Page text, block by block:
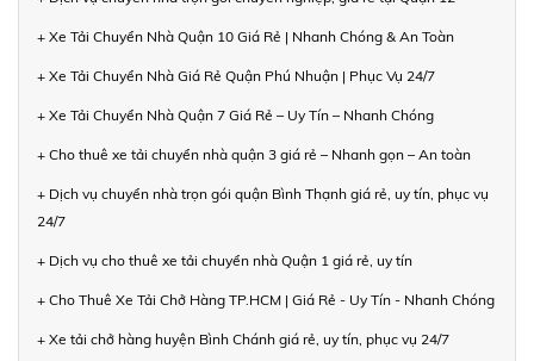
+ Xe Tải Chuyển Nhà Quận 10 Giá Rẻ | Nhanh Chóng & An Toàn
+ Xe Tải Chuyển Nhà Giá Rẻ Quận Phú Nhuận | Phục Vụ 24/7
+ Xe Tải Chuyển Nhà Quận 7 Giá Rẻ – Uy Tín – Nhanh Chóng
+ Cho thuê xe tải chuyển nhà quận 3 giá rẻ – Nhanh gọn – An toàn
+ Dịch vụ chuyển nhà trọn gói quận Bình Thạnh giá rẻ, uy tín, phục vụ
24/7
+ Dịch vụ cho thuê xe tải chuyển nhà Quận 1 giá rẻ, uy tín
+ Cho Thuê Xe Tải Chở Hàng TP.HCM | Giá Rẻ - Uy Tín - Nhanh Chóng
+ Xe tải chở hàng huyện Bình Chánh giá rẻ, uy tín, phục vụ 24/7